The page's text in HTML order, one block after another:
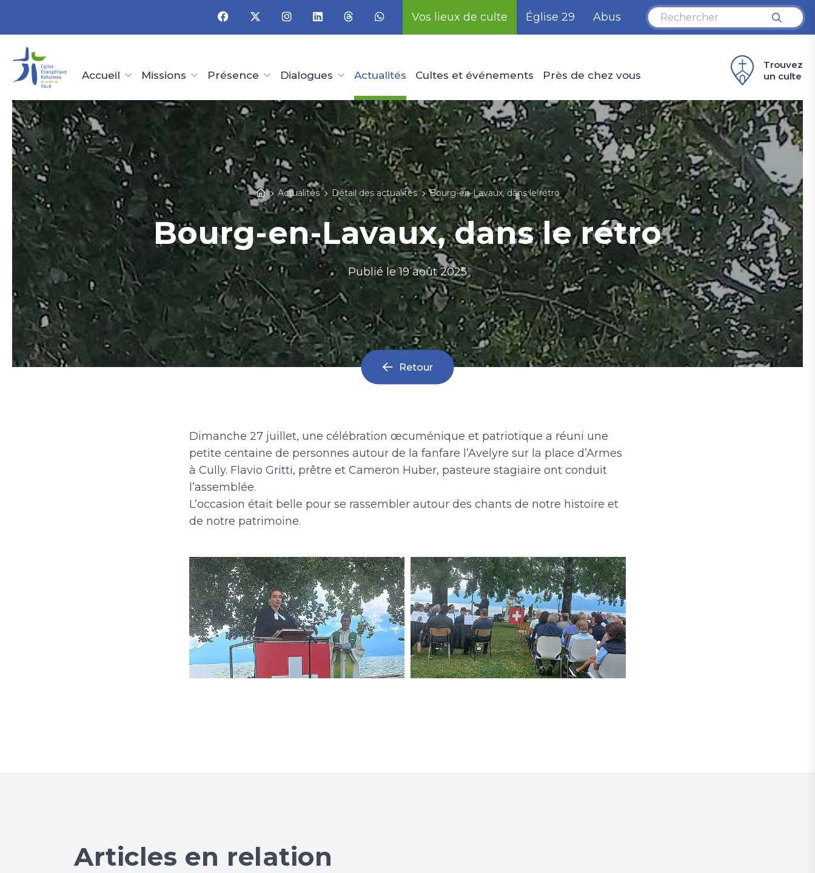
Vos lieux de culte Église 29 Abus
Accueil Missions Présence Dialogues Actualités Cultes et événements Près de chez vous
Trouvez
un culte
Actualités Détail des actualités Bourg-en-Lavaux, dans le rétro
Bourg-en-Lavaux, dans le rétro
Publié le19 août 2025
Retour
Dimanche 27 juillet, une célébration œcuménique et patriotique a réuni une
petite centaine de personnes autour de la fanfare l’Avelyre sur la place d’Armes
à Cully. Flavio Gritti, prêtre et Cameron Huber, pasteure stagiaire ont conduit
l’assemblée.
L’occasion était belle pour se rassembler autour des chants de notre histoire et
de notre patrimoine.
Articles en relation